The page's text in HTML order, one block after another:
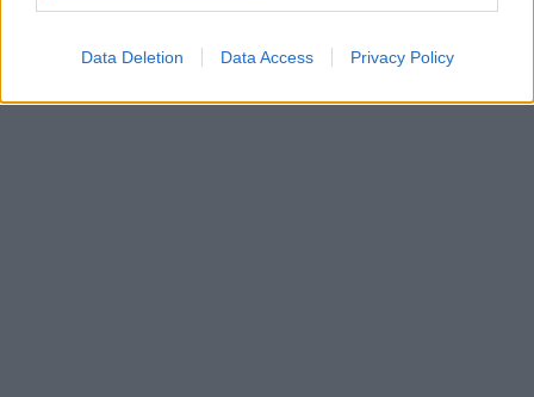
Data Deletion Data Access Privacy Policy